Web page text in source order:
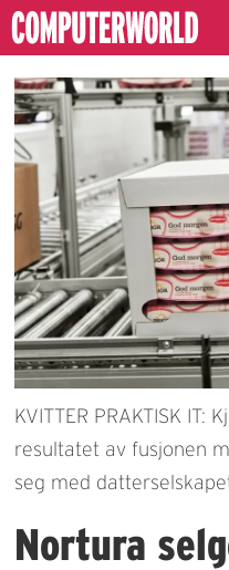
KVITTER PRAKTISK IT:
resultatet av fusjonen
seg med
Nortura